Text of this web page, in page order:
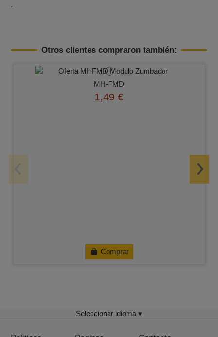
.
Otros clientes compraron también:
MH-FMD
1,49 €
Comprar
Seleccionar idioma ▾